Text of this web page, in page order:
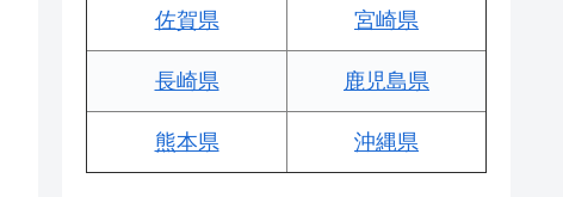
佐賀県 宮崎県
長崎県 鹿児島県
熊本県 沖縄県